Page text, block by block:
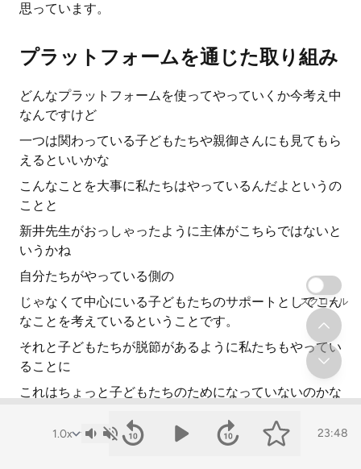
思っています。
プラットフォームを通じた取り組み
どんなプラットフォームを使ってやっていくか今考え中
なんですけど
一つは関わっている子どもたちや親御さんにも見てもら
えるといいかな
こんなことを大事に私たちはやっているんだよというの
ことと
新井先生がおっしゃったように主体がこちらではないと
いうかね
自分たちがやっている側の
じゃなくて中心にいる子どもたちのサポートとしてこん
なことを考えているということです。
それと子どもたちが脱節があるように私たちもやってい
ることに
これはちょっと子どもたちのためになっていないのかな
ちゃんと拾い出して修正をしていくということをスピー
23:48
スクロール